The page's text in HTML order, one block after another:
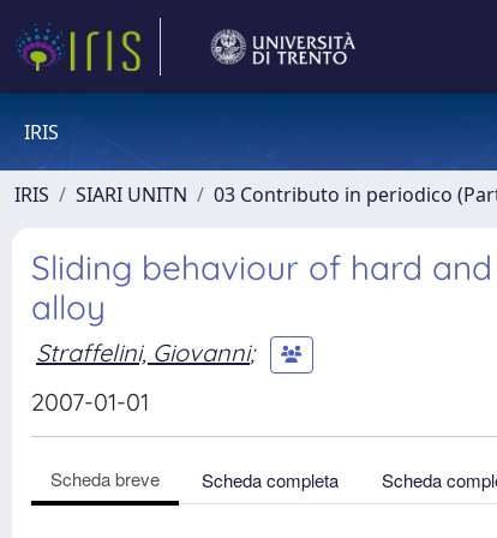
IRIS
IRIS SIARI UNITN 03 Contributo in periodico
Sliding behaviour of hard
alloy
Straffelini, Giovanni;
2007-01-01
Scheda breve Scheda completa Scheda